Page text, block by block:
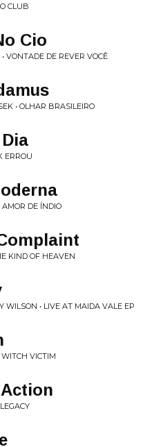
CLUB
Cio
VONTADE DE REVER VOCÊ
• OLHAR BRASILEIRO
ERROU
AMOR DE ÍNDIO
KIND OF HEAVEN
WILSON • LIVE AT MAIDA VALE EP
VICTIM